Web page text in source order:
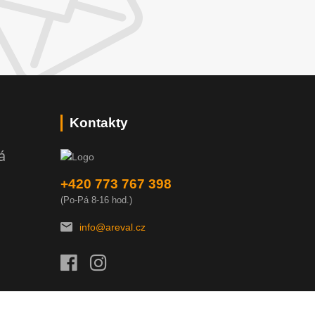
Kontakty
+420 773 767 398
(Po-Pá 8-16 hod.)
info@areval.cz